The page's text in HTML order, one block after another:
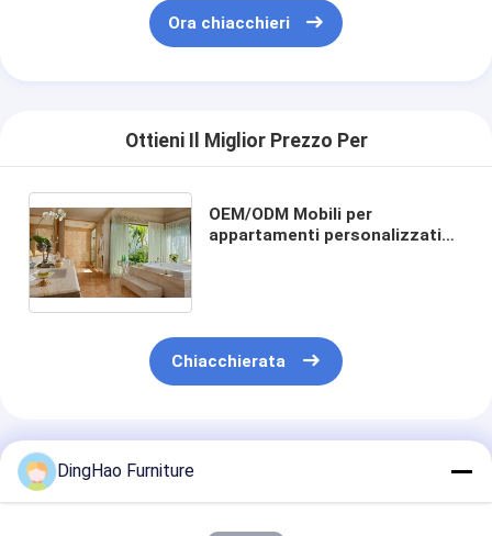
Ora chiacchieri
Ottieni Il Miglior Prezzo Per
OEM/ODM Mobili per
appartamenti personalizzati
Chiacchierata
Prodotti Raccomandati
DingHao Furniture